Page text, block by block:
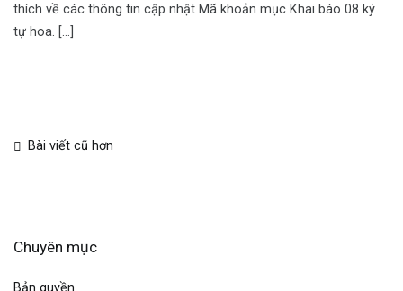
thích về các thông tin cập nhật Mã khoản mục Khai báo 08 ký
tự hoa. […]
Bài viết cũ hơn
Chuyên mục
Bản quyền